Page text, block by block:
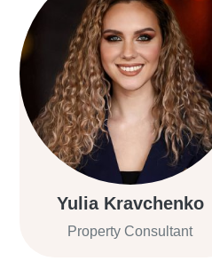
Yulia Kravchenko
Property Consultant